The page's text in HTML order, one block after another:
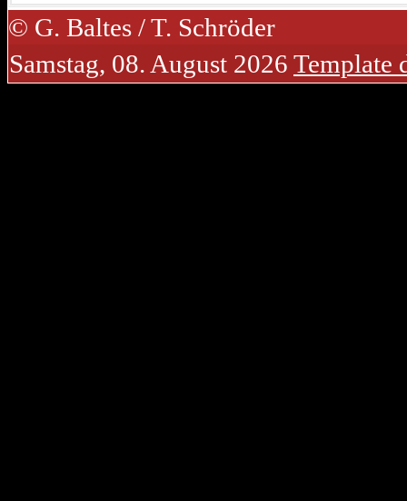
© G. Baltes / T. Schröder
Samstag, 08. August 2026 Template